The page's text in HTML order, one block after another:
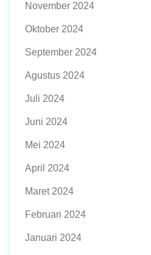
November 2024
Oktober 2024
September 2024
Agustus 2024
Juli 2024
Juni 2024
Mei 2024
April 2024
Maret 2024
Februari 2024
Januari 2024